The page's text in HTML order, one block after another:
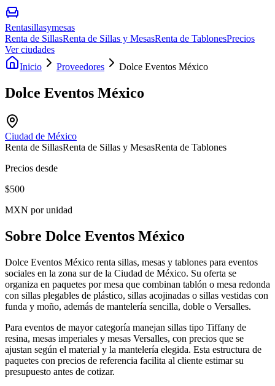
Rentasillasymesas
Renta de SillasRenta de Sillas y MesasRenta de TablonesPrecios
Ver ciudades
Inicio
Proveedores Dolce Eventos México
Dolce Eventos México
Ciudad de México
Renta de SillasRenta de Sillas y MesasRenta de Tablones
Precios desde
$500
MXN por unidad
Sobre Dolce Eventos México
Dolce Eventos México renta sillas, mesas y tablones para eventos
sociales en la zona sur de la Ciudad de México. Su oferta se
organiza en paquetes por mesa que combinan tablón o mesa redonda
con sillas plegables de plástico, sillas acojinadas o sillas vestidas con
funda y moño, además de mantelería sencilla, doble o Versalles.
Para eventos de mayor categoría manejan sillas tipo Tiffany de
resina, mesas imperiales y mesas Versalles, con precios que se
ajustan según el material y la mantelería elegida. Esta estructura de
paquetes con precios de referencia facilita al cliente estimar su
presupuesto antes de cotizar.